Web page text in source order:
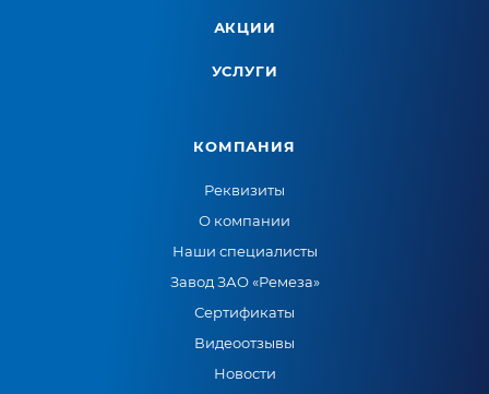
АКЦИИ
УСЛУГИ
КОМПАНИЯ
Реквизиты
О компании
Наши специалисты
Завод ЗАО «Ремеза»
Сертификаты
Видеоотзывы
Новости